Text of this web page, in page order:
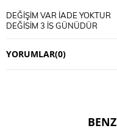
DEĞİŞİM VAR İADE YOKTUR
DEĞİŞİM 3 İŞ GÜNÜDÜR
YORUMLAR(0)